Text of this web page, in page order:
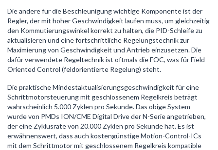
Die andere für die Beschleunigung wichtige Komponente ist der
Regler, der mit hoher Geschwindigkeit laufen muss, um gleichzeitig
den Kommutierungswinkel korrekt zu halten, die PID-Schleife zu
aktualisieren und eine fortschrittliche Regelungstechnik zur
Maximierung von Geschwindigkeit und Antrieb einzusetzen. Die
dafür verwendete Regeltechnik ist oftmals die FOC, was für Field
Oriented Control (feldorientierte Regelung) steht.
Die praktische Mindestaktualisierungsgeschwindigkeit für eine
Schrittmotorsteuerung mit geschlossenem Regelkreis beträgt
wahrscheinlich 5.000 Zyklen pro Sekunde. Das obige System
wurde von PMDs ION/CME Digital Drive der N-Serie angetrieben,
der eine Zyklusrate von 20.000 Zyklen pro Sekunde hat. Es ist
erwähnenswert, dass auch kostengünstige Motion-Control-ICs
mit dem Schrittmotor mit geschlossenem Regelkreis kompatible